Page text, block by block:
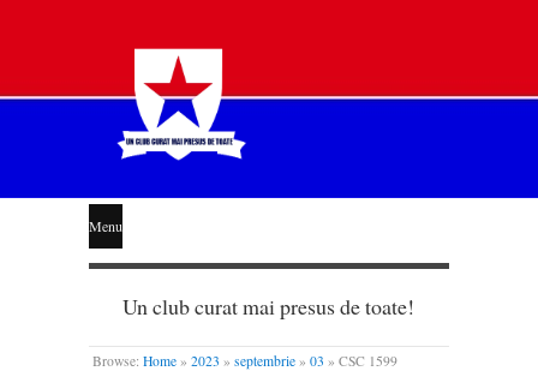
STEAUA
LIBERĂ
Menu
Un club curat mai presus de toate!
Browse: Home » 2023 » septembrie » 03 » CSC 1599